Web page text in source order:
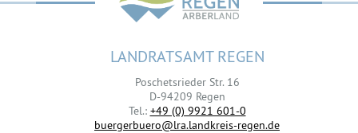
LANDRATSAMT REGEN
Poschetsrieder Str. 16
D-94209 Regen
Tel.: +49 (0) 9921 601-0
buergerbuero@lra.landkreis-regen.de